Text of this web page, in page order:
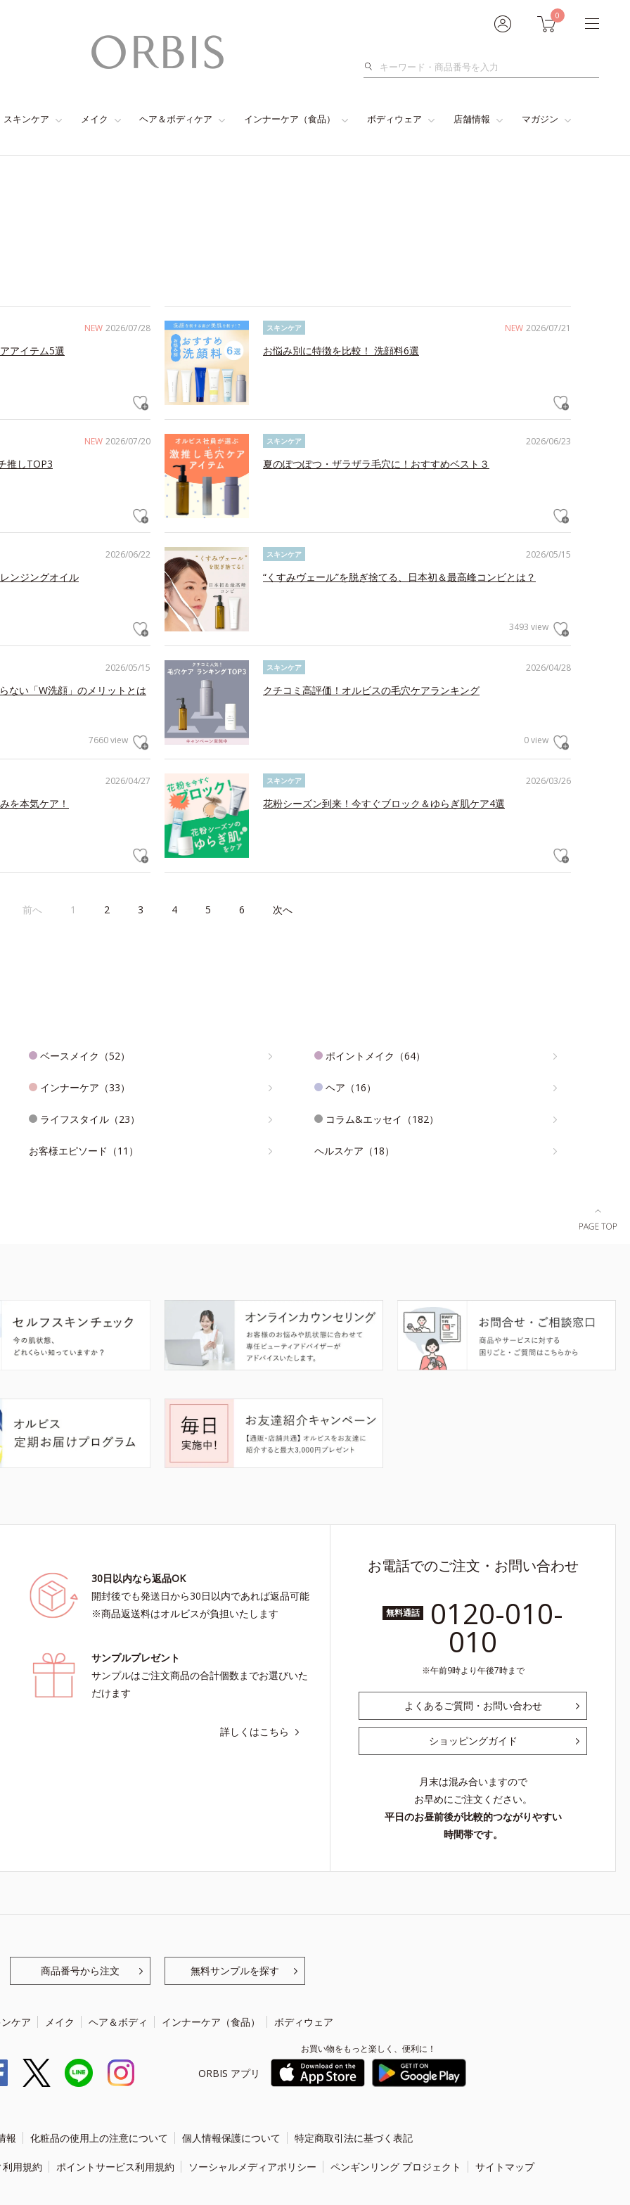
0
検
スキンケア メイク ヘア＆ボディケア インナーケア（食品） ボディウェア 店舗情報 マガジン
NEW 2026/07/28
アイテム5選
NEW 2026/07/21
スキンケア
お悩み別に特徴を比較！ 洗顔料6選
NEW 2026/07/20
推しTOP3
2026/06/23
スキンケア
夏のぽつぽつ・ザラザラ毛穴に！おすすめベスト３
2026/06/22
ンジングオイル
2026/05/15
スキンケア
“くすみヴェール”を脱ぎ捨てる、日本初＆最高峰コンビとは？
3493 view
2026/05/15
ない「W洗顔」のメリットとは
7660 view
2026/04/28
スキンケア
クチコミ高評価！オルビスの毛穴ケアランキング
0 view
2026/04/27
を本気ケア！
2026/03/26
スキンケア
花粉シーズン到来！今すぐブロック＆ゆらぎ肌ケア4選
前へ 1 2 3 4 5 6 次へ
ベースメイク（52） ポイントメイク（64）
インナーケア（33） ヘア（16）
ライフスタイル（23） コラム&エッセイ（182）
お客様エピソード（11） ヘルスケア（18）
30日以内なら返品OK
開封後でも発送日から30日以内であれば返品可能
※商品返送料はオルビスが負担いたします
サンプルプレゼント
サンプルはご注文商品の合計個数までお選びいた
だけます
詳しくはこちら
お電話でのご注文・お問い合わせ
無料通話 0120-010-
010
午前9時より午後7時まで
よくあるご質問・お問い合わせ
ショッピングガイド
月末は混み合いますので
お早めにご注文ください。
平日のお昼前後が比較的つながりやすい
時間帯です。
商品番号から注文 無料サンプルを探す
ケア メイク ヘア＆ボディ インナーケア（食品） ボディウェア
ORBIS アプリ
お買い物をもっと楽しく、便利に！
報 化粧品の使用上の注意について 個人情報保護について 特定商取引法に基づく表記
用規約 ポイントサービス利用規約 ソーシャルメディアポリシー ペンギンリング プロジェクト サイトマップ